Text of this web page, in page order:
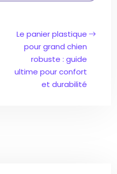
Le panier plastique
pour grand chien
robuste : guide
ultime pour confort
et durabilité